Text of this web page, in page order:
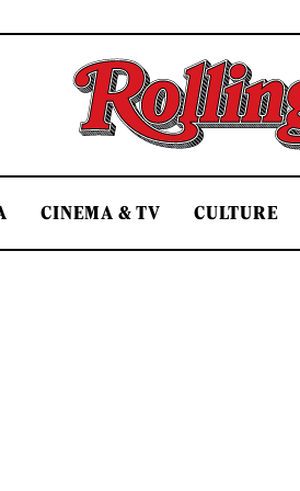
CINEMA & TV CULTURE